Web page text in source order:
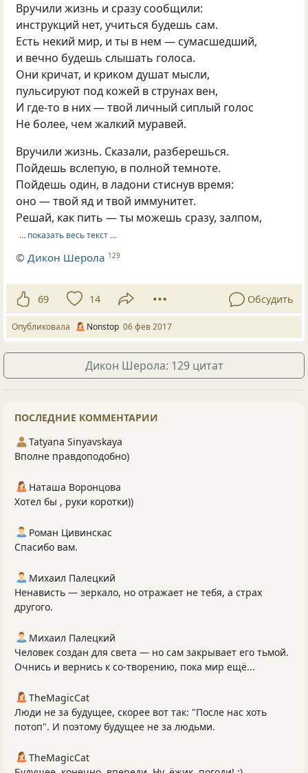
Вручили жизнь и сразу сообщили:
инструкций нет, учиться будешь сам.
Есть некий мир, и ты в нем — сумасшедший,
и вечно будешь слышать голоса.
Они кричат, и криком душат мысли,
пульсируют под кожей в струнах вен,
И где-то в них — твой личный сиплый голос
Не более, чем жалкий муравей.
Вручили жизнь. Сказали, разберешься.
Пойдешь вслепую, в полной темноте.
Пойдешь один, в ладони стиснув время:
оно — твой яд и твой иммунитет.
Решай, как пить — ты можешь сразу, залпом,
… показать весь текст …
©Дикон Шерола 129
69 14 Обсудить
Опубликовала Nonstop 06 фев 2017
Дикон Шерола: 129 цитат
ПОСЛЕДНИЕ КОММЕНТАРИИ
Tatyana Sinyavskaya
Вполне правдоподобно)
Наташа Воронцова
Хотел бы , руки коротки))
Роман Цивинскас
Спасибо вам.
Михаил Палецкий
Ненависть — зеркало, но отражает не тебя, а страх
другого.
Михаил Палецкий
Человек создан для света — но сам закрывает его тьмой.
Очнись и вернись к со‑творению, пока мир ещё...
TheMagicCat
Люди не за будущее, скорее вот так: "После нас хоть
потоп". И поэтому будущее не за людьми.
TheMagicCat